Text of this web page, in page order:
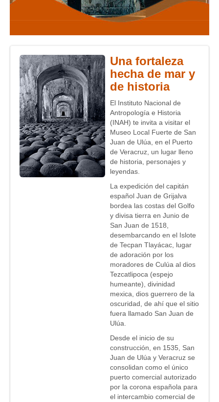
Una fortaleza
hecha de mar y
de historia
El Instituto Nacional de
Antropología e Historia
(INAH) te invita a visitar el
Museo Local Fuerte de San
Juan de Ulúa, en el Puerto
de Veracruz, un lugar lleno
de historia, personajes y
leyendas.
La expedición del capitán
español Juan de Grijalva
bordea las costas del Golfo
y divisa tierra en Junio de
San Juan de 1518,
desembarcando en el Islote
de Tecpan Tlayácac, lugar
de adoración por los
moradores de Culúa al dios
Tezcatlipoca (espejo
humeante), divinidad
mexica, dios guerrero de la
oscuridad, de ahí que el sitio
fuera llamado San Juan de
Ulúa.
Desde el inicio de su
construcción, en 1535, San
Juan de Ulúa y Veracruz se
consolidan como el único
puerto comercial autorizado
por la corona española para
el intercambio comercial de